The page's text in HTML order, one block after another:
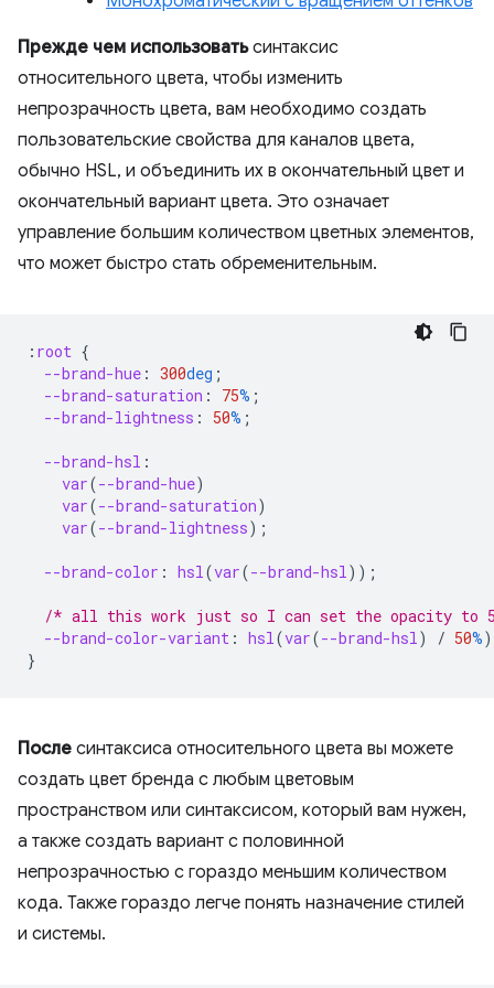
Прежде чем использоватьсинтаксис
относительного цвета, чтобы изменить
непрозрачность цвета, вам необходимо создать
пользовательские свойства для каналов цвета,
обычно HSL, и объединить их в окончательный цвет и
окончательный вариант цвета. Это означает
управление большим количеством цветных элементов,
что может быстро стать обременительным.
: root {
--brand-hue : 300deg ;
--brand-saturation : 75% ;
--brand-lightness : 50% ;
--brand-hsl :
var(--brand-hue)
var(--brand-saturation)
var(--brand-lightness);
--brand-color : hsl(var(--brand-hsl));
/* all this work just so I can set the opacity to
--brand-color-variant : hsl(var(--brand-hsl) / 50%
}
После синтаксиса относительного цвета вы можете
создать цвет бренда с любым цветовым
пространством или синтаксисом, который вам нужен,
а также создать вариант с половинной
непрозрачностью с гораздо меньшим количеством
кода. Также гораздо легче понять назначение стилей
и системы.